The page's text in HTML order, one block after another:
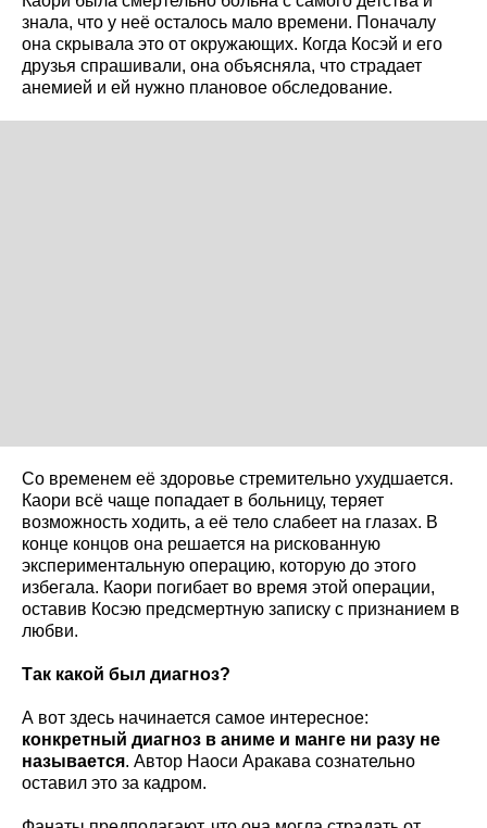
знала, что у неё осталось мало времени. Поначалу
она скрывала это от окружающих. Когда Косэй и его
друзья спрашивали, она объясняла, что страдает
анемией и ей нужно плановое обследование.
Со временем её здоровье стремительно ухудшается.
Каори всё чаще попадает в больницу, теряет
возможность ходить, а её тело слабеет на глазах. В
конце концов она решается на рискованную
экспериментальную операцию, которую до этого
избегала. Каори погибает во время этой операции,
оставив Косэю предсмертную записку с признанием в
любви.
Так какой был диагноз?
А вот здесь начинается самое интересное:
конкретный диагноз в аниме и манге ни разу не
называется. Автор Наоси Аракава сознательно
оставил это за кадром.